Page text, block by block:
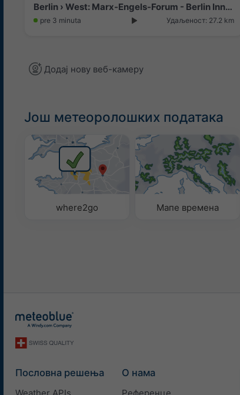
Berlin › West: Marx-Engels-Forum - Berlin Innenstadt Park - DDR Museum - Humboldt Forum - Berlin Cathedral - Spree
pre 3 minuta Удаљеност: 27.2 km
Додај нову веб-камеру
Још метеоролошких података
where2go Мапе времена
Пословна решења О нама